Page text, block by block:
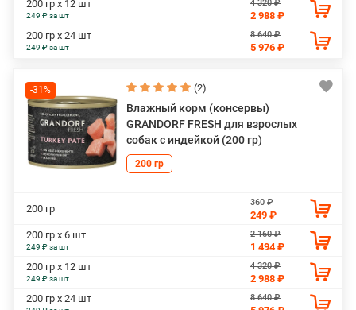
200 гр х 12 шт
249 ₽ за шт
4 320 ₽
2 988 ₽
200 гр х 24 шт
249 ₽ за шт
8 640 ₽
5 976 ₽
-31% (2)
Влажный корм (консервы)
GRANDORF FRESH для взрослых
собак с индейкой (200 гр)
200 гр
200 гр
360 ₽
249 ₽
200 гр х 6 шт
249 ₽ за шт
2 160 ₽
1 494 ₽
200 гр х 12 шт
249 ₽ за шт
4 320 ₽
2 988 ₽
200 гр х 24 шт
8 640 ₽